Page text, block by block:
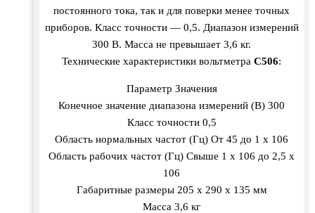
постоянного тока, так и для поверки менее точных
приборов. Класс точности — 0,5. Диапазон измерений
300 В. Масса не превышает 3,6 кг.
Технические характеристики вольтметра С506:
Параметр Значения
Конечное значение диапазона измерений (В) 300
Класс точности 0,5
Область нормальных частот (Гц) От 45 до 1 х 106
Область рабочих частот (Гц) Свыше 1 х 106 до 2,5 х
106
Габаритные размеры 205 х 290 х 135 мм
Масса 3,6 кг